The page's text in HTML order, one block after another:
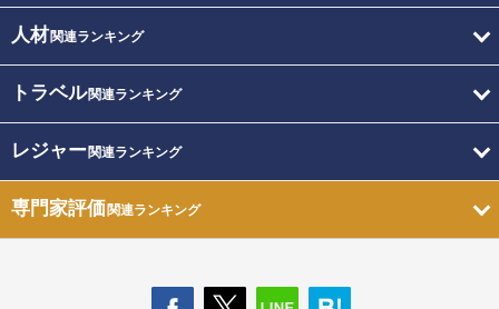
人材関連ランキング
トラベル関連ランキング
レジャー関連ランキング
専門家評価関連ランキング